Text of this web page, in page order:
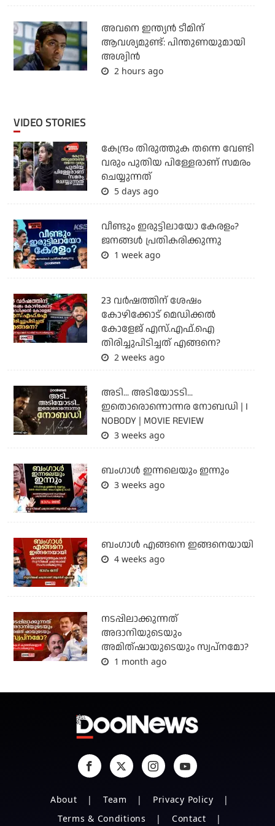
അവനെ ഇന്ത്യൻ ടീമിന്
ആവശ്യമുണ്ട്: പിന്തുണയുമായി
അശ്വിൻ
2 hours ago
VIDEO STORIES
കേന്ദ്രം തിരുത്തുക തന്നെ വേണ്ടി
വരും പുതിയ പിള്ളേരാണ് സമരം
ചെയ്യുന്നത്
5 days ago
വീണ്ടും ഇരുട്ടിലായോ കേരളം?
ജനങ്ങൾ പ്രതികരിക്കുന്നു
1 week ago
23 വർഷത്തിന് ശേഷം
കോഴിക്കോട് മെഡിക്കൽ
കോളേജ് എസ്.എഫ്.ഐ
തിരിച്ചുപിടിച്ചത് എങ്ങനെ?
2 weeks ago
അടി... അടിയോടടി...
ഇതൊരൊന്നൊന്നര നോബഡി | I
NOBODY | MOVIE REVIEW
3 weeks ago
ബംഗാള്‍ ഇന്നലെയും ഇന്നും
3 weeks ago
ബം​ഗാൾ എങ്ങനെ ഇങ്ങനെയായി
4 weeks ago
നടപ്പിലാക്കുന്നത്
അദാനിയുടെയും
അമിത്ഷായുടെയും സ്വപ്നമോ?
1 month ago
About Team
Privacy Policy
Terms & Conditions
Contact